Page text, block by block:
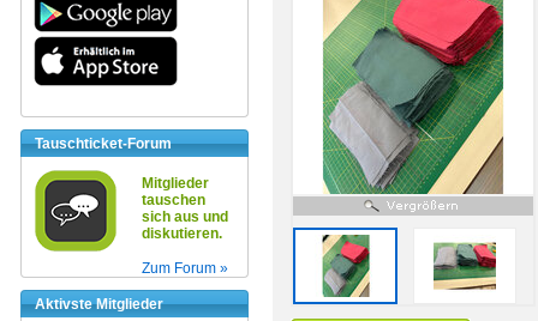
Tauschticket-Forum
Mitglieder
tauschen
sich aus und
diskutieren.
Zum Forum »
Aktivste Mitglieder